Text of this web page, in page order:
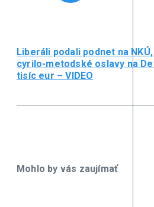
Liberáli podali podnet na
cyrilo-metodské oslavy na
tisíc eur – VIDEO
Mohlo by vás zaujímať